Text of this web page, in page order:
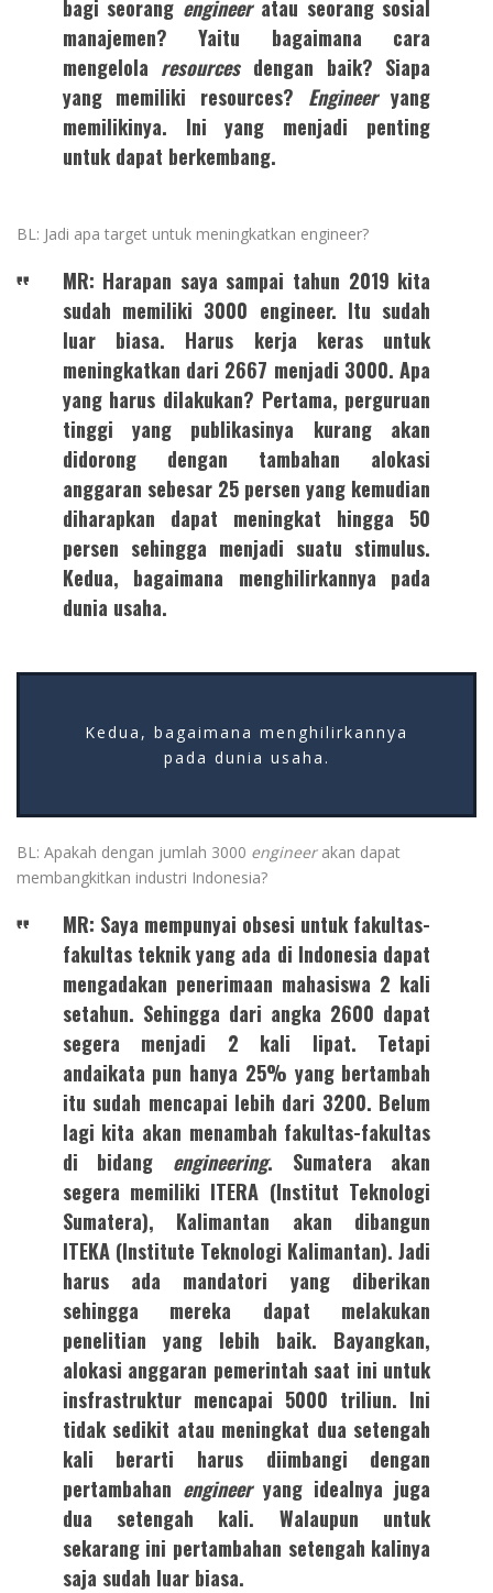
bagi seorang engineeratau seorang sosial
manajemen? Yaitu bagaimana cara
mengelola resourcesdengan baik? Siapa
yang memiliki resources? Engineeryang
memilikinya. Ini yang menjadi penting
untuk dapat berkembang.
BL: Jadi apa target untuk meningkatkan engineer?
MR: Harapan saya sampai tahun 2019 kita
sudah memiliki 3000 engineer. Itu sudah
luar biasa. Harus kerja keras untuk
meningkatkan dari 2667 menjadi 3000. Apa
yang harus dilakukan? Pertama, perguruan
tinggi yang publikasinya kurang akan
didorong dengan tambahan alokasi
anggaran sebesar 25 persen yang kemudian
diharapkan dapat meningkat hingga 50
persen sehingga menjadi suatu stimulus.
Kedua, bagaimana menghilirkannya pada
dunia usaha.
Kedua, bagaimana menghilirkannya
pada dunia usaha.
BL: Apakah dengan jumlah 3000 engineerakan dapat
membangkitkan industri Indonesia?
MR: Saya mempunyai obsesi untuk fakultas-
fakultas teknik yang ada di Indonesia dapat
mengadakan penerimaan mahasiswa 2 kali
setahun. Sehingga dari angka 2600 dapat
segera menjadi 2 kali lipat. Tetapi
andaikata pun hanya 25% yang bertambah
itu sudah mencapai lebih dari 3200. Belum
lagi kita akan menambah fakultas-fakultas
di bidang engineering. Sumatera akan
segera memiliki ITERA (Institut Teknologi
Sumatera), Kalimantan akan dibangun
ITEKA (Institute Teknologi Kalimantan). Jadi
harus ada mandatori yang diberikan
sehingga mereka dapat melakukan
penelitian yang lebih baik. Bayangkan,
alokasi anggaran pemerintah saat ini untuk
insfrastruktur mencapai 5000 triliun. Ini
tidak sedikit atau meningkat dua setengah
kali berarti harus diimbangi dengan
pertambahan engineeryang idealnya juga
dua setengah kali. Walaupun untuk
sekarang ini pertambahan setengah kalinya
saja sudah luar biasa.